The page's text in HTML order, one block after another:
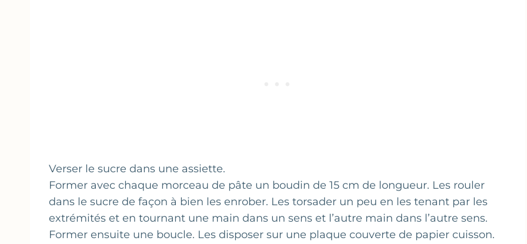
Verser le sucre dans une assiette.
Former avec chaque morceau de pâte un boudin de 15 cm de longueur. Les rouler
dans le sucre de façon à bien les enrober. Les torsader un peu en les tenant par les
extrémités et en tournant une main dans un sens et l’autre main dans l’autre sens.
Former ensuite une boucle. Les disposer sur une plaque couverte de papier cuisson.